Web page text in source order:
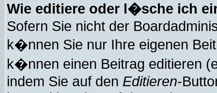
Wie editiere oder l�sche ich
Sofern Sie nicht der
k�nnen Sie nur Ihre eigenen
k�nnen einen Beitrag editieren
indem Sie auf den Editieren-